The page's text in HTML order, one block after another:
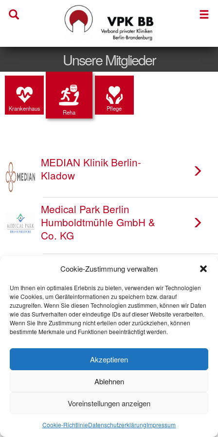
Cookie-Zustimmung verwalten
Um Ihnen ein optimales Erlebnis zu bieten, verwenden wir Technologien
wie Cookies, um Geräteinformationen zu speichern bzw. darauf
zuzugreifen. Wenn Sie diesen Technologien zustimmen, können wir Daten
wie das Surfverhalten oder eindeutige IDs auf dieser Website verarbeiten.
Wenn Sie Ihre Zustimmung nicht erteilen oder zurückziehen, können
bestimmte Merkmale und Funktionen beeinträchtigt werden.
Akzeptieren
Ablehnen
Voreinstellungen anzeigen
Cookie-RichtlinieDatenschutzerklärungImpressum
Unsere Mitglieder
Krankenhaus Reha Pflege
MEDIAN Klinik Berlin-
Kladow
Medical Park Berlin
Humboldtmühle GmbH &
Co. KG
ZaR Berlin / Zentrum für
Berlin
ZAR Berlin GmbH -
Betriebsstätte Spandau